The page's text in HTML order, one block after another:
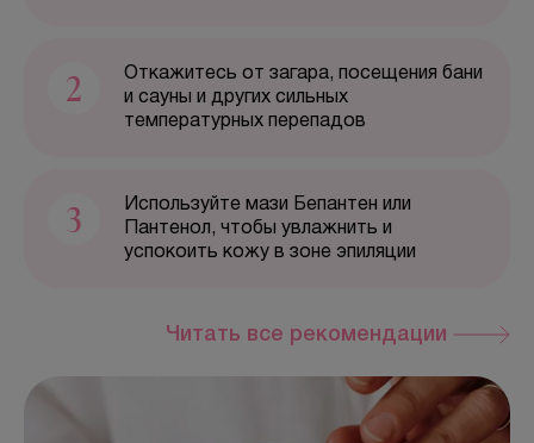
2
Откажитесь от загара, посещения бани
и сауны и других сильных
температурных перепадов
3
Используйте мази Бепантен или
Пантенол, чтобы увлажнить и
успокоить кожу в зоне эпиляции
Читать все рекомендации